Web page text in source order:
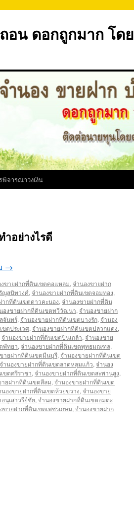
อน ดอกถูกมาก โดย
พิจารณาวงเงิน
อย่างไรดี
→
ขายฝากที่ดินเขตคอแหลม, จำนองขายฝาก
ญสนิทวงศ์, จำนองขายฝากที่ดินเขตจอมทอง,
ากที่ดินเขตดาวคะนอง, จำนองขายฝากที่ดิน
องขายฝากที่ดินเขตทวีวัฒนา, จำนองขายฝาก
จันทร์, จำนองขายฝากที่ดินเขตบางรัก, จำนอง
ตประเวศ, จำนองขายฝากที่ดินเขตปลวกแดง,
จำนองขายฝากที่ดินเขตปิ่นเกล้า, จำนองขาย
พัทยา, จำนองขายฝากที่ดินเขตพุทธมณฑล,
ายฝากที่ดินเขตมีนบุรี, จำนองขายฝากที่ดินเขต
จำนองขายฝากที่ดินเขตลาดหลุมแก้ว, จำนอง
ขตศรีราชา, จำนองขายฝากที่ดินเขตสะพานสูง,
ายฝากที่ดินเขตสีลม, จำนองขายฝากที่ดินเขต
นองขายฝากที่ดินเขตห้วยขวาง, จำนองขาย
นุเสาวรีย์ชัย, จำนองขายฝากที่ดินเขตอมตะ
ขายฝากที่ดินเขตเพชรเกษม, จำนองขายฝาก